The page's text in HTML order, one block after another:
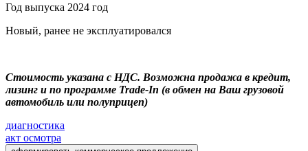
Год выпуска 2024 год
Новый, ранее не эксплуатировался
Стоимость указана с НДС. Возможна продажа в кредит,
лизинг и по программе Trade-In (в обмен на Ваш грузовой
автомобиль или полуприцеп)
диагностика
акт осмотра